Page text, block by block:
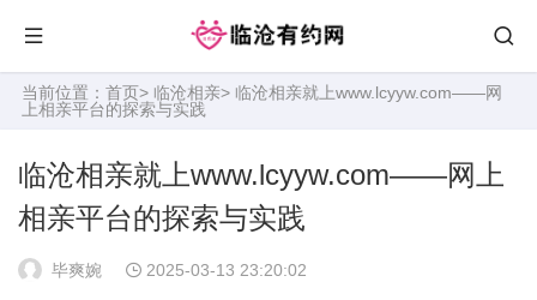
当前位置： 首页> 临沧相亲> 临沧相亲就上www.lcyyw.com——网
上相亲平台的探索与实践
临沧相亲就上www.lcyyw.com——网上
相亲平台的探索与实践
毕爽婉 2025-03-13 23:20:02